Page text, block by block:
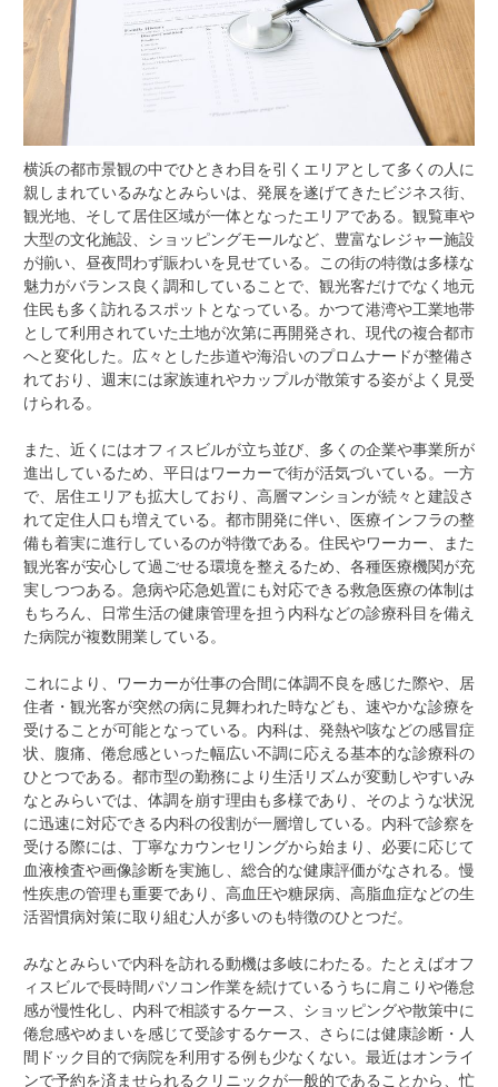
横浜の都市景観の中でひときわ目を引くエリアとして多くの人に
親しまれているみなとみらいは、発展を遂げてきたビジネス街、
観光地、そして居住区域が一体となったエリアである。 観覧車や
大型の文化施設、ショッピングモールなど、豊富なレジャー施設
が揃い、昼夜問わず賑わいを見せている。この街の特徴は多様な
魅力がバランス良く調和していることで、観光客だけでなく地元
住民も多く訪れるスポットとなっている。かつて港湾や工業地帯
として利用されていた土地が次第に再開発され、現代の複合都市
へと変化した。広々とした歩道や海沿いのプロムナードが整備さ
れており、週末には家族連れやカップルが散策する姿がよく見受
けられる。
また、近くにはオフィスビルが立ち並び、多くの企業や事業所が
進出しているため、平日はワーカーで街が活気づいている。一方
で、居住エリアも拡大しており、高層マンションが続々と建設さ
れて定住人口も増えている。都市開発に伴い、医療インフラの整
備も着実に進行しているのが特徴である。住民やワーカー、また
観光客が安心して過ごせる環境を整えるため、各種医療機関が充
実しつつある。急病や応急処置にも対応できる救急医療の体制は
もちろん、日常生活の健康管理を担う内科などの診療科目を備え
た病院が複数開業している。
これにより、ワーカーが仕事の合間に体調不良を感じた際や、居
住者・観光客が突然の病に見舞われた時なども、速やかな診療を
受けることが可能となっている。内科は、発熱や咳などの感冒症
状、腹痛、倦怠感といった幅広い不調に応える基本的な診療科の
ひとつである。都市型の勤務により生活リズムが変動しやすいみ
なとみらいでは、体調を崩す理由も多様であり、そのような状況
に迅速に対応できる内科の役割が一層増している。内科で診察を
受ける際には、丁寧なカウンセリングから始まり、必要に応じて
血液検査や画像診断を実施し、総合的な健康評価がなされる。慢
性疾患の管理も重要であり、高血圧や糖尿病、高脂血症などの生
活習慣病対策に取り組む人が多いのも特徴のひとつだ。
みなとみらいで内科を訪れる動機は多岐にわたる。たとえばオフ
ィスビルで長時間パソコン作業を続けているうちに肩こりや倦怠
感が慢性化し、内科で相談するケース、ショッピングや散策中に
倦怠感やめまいを感じて受診するケース、さらには健康診断・人
間ドック目的で病院を利用する例も少なくない。最近はオンライ
ンで予約を済ませられるクリニックが一般的であることから、忙